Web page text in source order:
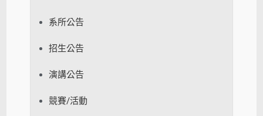
系所公告
招生公告
演講公告
競賽/活動